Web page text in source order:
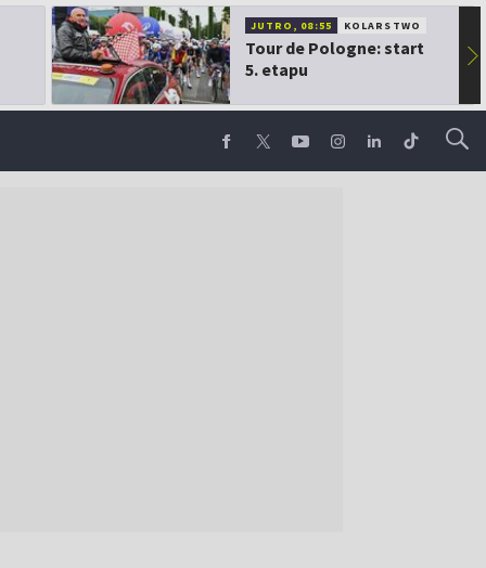
JUTRO, 08:55 KOLARSTWO
Tour de Pologne: start
5. etapu
▶